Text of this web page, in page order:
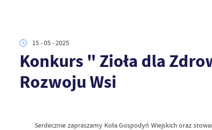
15 - 05 - 2025
Konkurs " Zioła dla
Rozwoju Wsi
Serdecznie zapraszamy Koła Gospodyń Wiejskich oraz